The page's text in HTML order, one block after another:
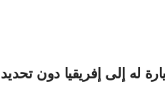
له إلى إفريقيا دون تحديد